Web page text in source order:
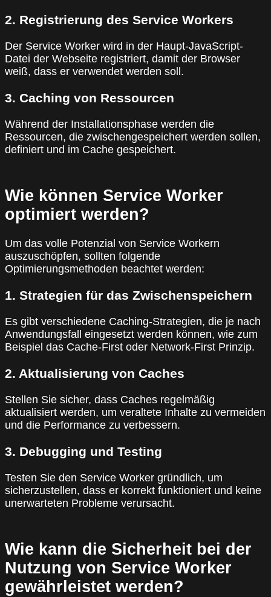
2. Registrierung des Service Workers
Der Service Worker wird in der Haupt-JavaScript-
Datei der Webseite registriert, damit der Browser
weiß, dass er verwendet werden soll.
3. Caching von Ressourcen
Während der Installationsphase werden die
Ressourcen, die zwischengespeichert werden sollen,
definiert und im Cache gespeichert.
Wie können Service Worker
optimiert werden?
Um das volle Potenzial von Service Workern
auszuschöpfen, sollten folgende
Optimierungsmethoden beachtet werden:
1. Strategien für das Zwischenspeichern
Es gibt verschiedene Caching-Strategien, die je nach
Anwendungsfall eingesetzt werden können, wie zum
Beispiel das Cache-First oder Network-First Prinzip.
2. Aktualisierung von Caches
Stellen Sie sicher, dass Caches regelmäßig
aktualisiert werden, um veraltete Inhalte zu vermeiden
und die Performance zu verbessern.
3. Debugging und Testing
Testen Sie den Service Worker gründlich, um
sicherzustellen, dass er korrekt funktioniert und keine
unerwarteten Probleme verursacht.
Wie kann die Sicherheit bei der
Nutzung von Service Worker
gewährleistet werden?